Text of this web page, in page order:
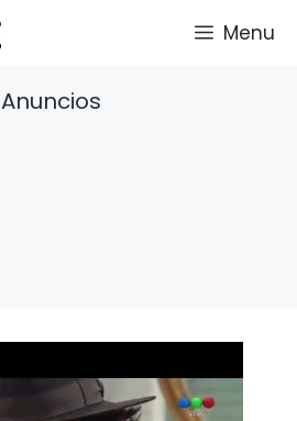
Menu
Anuncios